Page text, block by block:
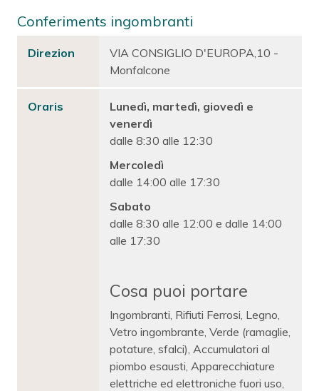
Conferiments ingombranti
Direzion
VIA CONSIGLIO D'EUROPA,10 -
Monfalcone
Oraris
Lunedì, martedì, giovedì e
venerdì
dalle 8:30 alle 12:30
Mercoledì
dalle 14:00 alle 17:30
Sabato
dalle 8:30 alle 12:00 e dalle 14:00
alle 17:30
Cosa puoi portare
Ingombranti, Rifiuti Ferrosi, Legno,
Vetro ingombrante, Verde (ramaglie,
potature, sfalci), Accumulatori al
piombo esausti, Apparecchiature
elettriche ed elettroniche fuori uso,